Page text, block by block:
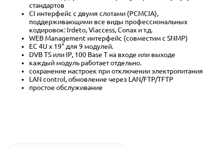
стандартов
CI интерфейс с двумя слотами (PCMCIA),
поддерживающими все виды профессиональных
кодировок: Irdeto, Viaccess, Conax и т.д.
WEB Management интерфейс (совместим с SNMP)
EC 4U x 19" для 9 модулей.
DVB TS или IP, 100 Base T на входе или выходе
каждый модуль работает отдельно.
сохранение настроек при отключении электропитания
LAN control, обновление через LAN/FTP/TFTP
простое обслуживание